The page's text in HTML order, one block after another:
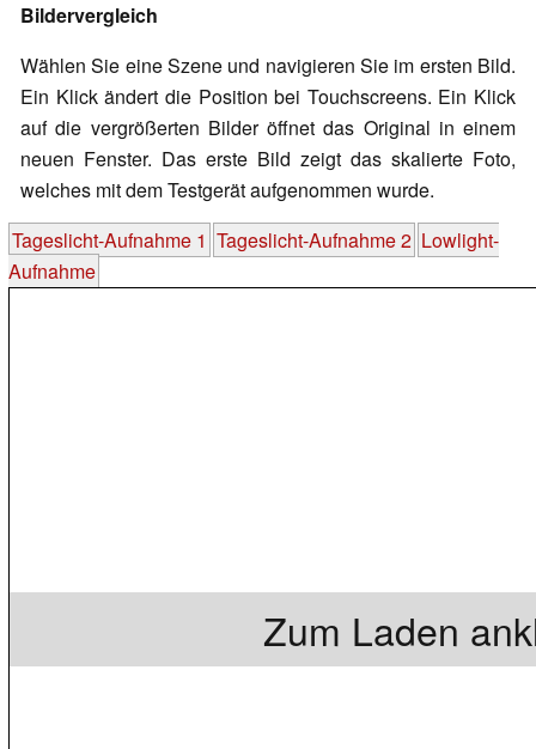
Bildervergleich
Wählen Sie eine Szene und navigieren Sie im ersten Bild.
Ein Klick ändert die Position bei Touchscreens. Ein Klick
auf die vergrößerten Bilder öffnet das Original in einem
neuen Fenster. Das erste Bild zeigt das skalierte Foto,
welches mit dem Testgerät aufgenommen wurde.
Tageslicht-Aufnahme 1 Tageslicht-Aufnahme 2 Lowlight-
Aufnahme
Zum Laden